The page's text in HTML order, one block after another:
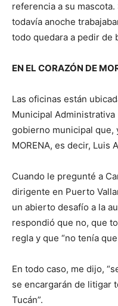
referencia a su
todavía anoche
todo quedara a pedir de
EN EL CORAZÓN DE
Las oficinas están
Municipal
gobierno municipal que,
MORENA, es decir, Luis
Cuando le pregunté a
dirigente en Puerto
un abierto desafío a la
respondió que no, que
regla y que “no tenía
En todo caso, me dijo,
se encargarán de litigar
Tucán”.